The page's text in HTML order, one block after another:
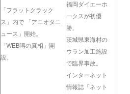
「フラットクラック
ス」内で 「アニオタニ
ュース」開始。
「WEB噂の真相」開
設。
福岡ダイエーホ
ークスが初優
勝。
茨城県東海村の
ウラン加工施設
で臨界事故。
インターネット
情報誌「ネット